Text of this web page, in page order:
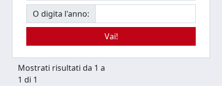
O digita l'anno:
Mostrati risultati da 1 a
1 di 1